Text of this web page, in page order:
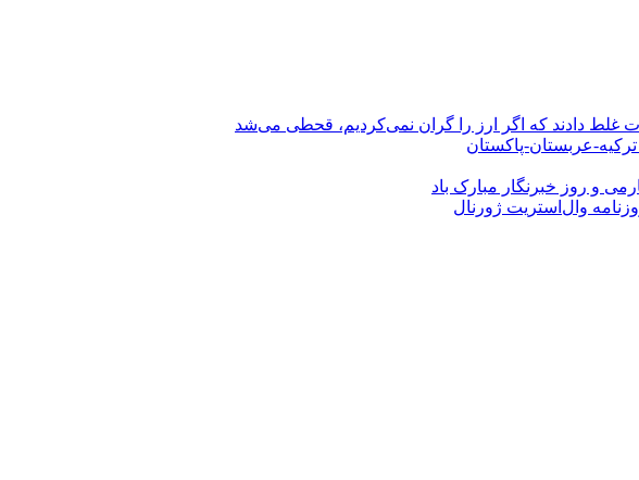
غلط دادند که اگر ارز را گران نمی‌کردیم، قحطی می‌شد
عربستان-پاکستان
و روز خبرنگار مبارک باد
وال‌استریت ژورنال